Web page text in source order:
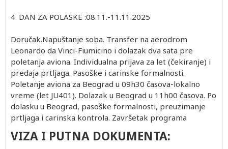
4. DAN ZA POLASKE :08.11.-11.11.2025
Doručak.Napuštanje soba. Transfer na aerodrom
Leonardo da Vinci-Fiumicino i dolazak dva sata pre
poletanja aviona. Individualna prijava za let (čekiranje) i
predaja prtljaga. Pasoške i carinske formalnosti.
Poletanje aviona za Beograd u 09h30 časova-lokalno
vreme (let JU401). Dolazak u Beograd u 11h00 časova. Po
dolasku u Beograd, pasoške formalnosti, preuzimanje
prtljaga i carinska kontrola. Završetak programa
VIZA I PUTNA DOKUMENTA: